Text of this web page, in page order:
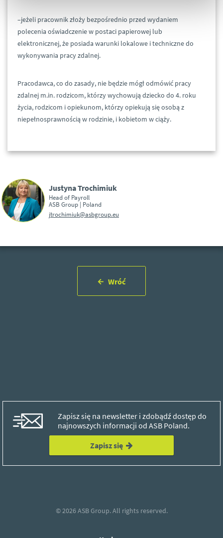
–jeżeli pracownik złoży bezpośrednio przed wydaniem
polecenia oświadczenie w postaci papierowej lub
elektronicznej, że posiada warunki lokalowe i techniczne do
wykonywania pracy zdalnej.
Pracodawca, co do zasady, nie będzie mógł odmówić pracy
zdalnej m.in. rodzicom, którzy wychowują dziecko do 4. roku
życia, rodzicom i opiekunom, którzy opiekują się osobą z
niepełnosprawnością w rodzinie, i kobietom w ciąży.
Justyna Trochimiuk
Head of Payroll
ASB Group | Poland
jtrochimiuk@asbgroup.eu
Wróć
Zapisz się na newsletter i zdobądź dostęp do
najnowszych informacji od ASB Poland.
Zapisz się
© 2026ASB Group.All rights reserved.